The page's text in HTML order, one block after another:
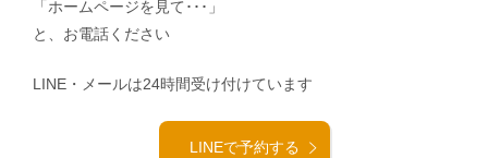
「ホームページを見て･･･」
と、お電話ください
LINE・メールは24時間受け付けています
LINEで予約する